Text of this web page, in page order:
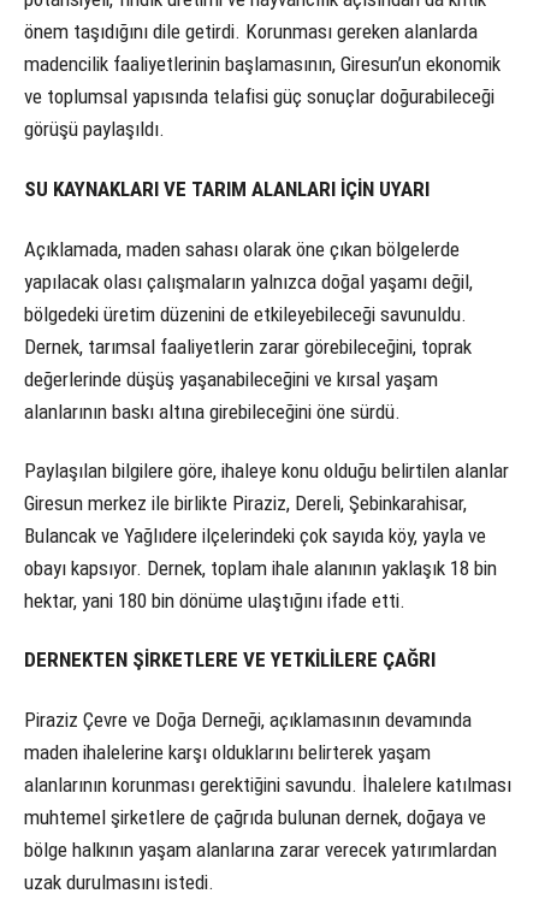
önem taşıdığını dile getirdi. Korunması gereken alanlarda
madencilik faaliyetlerinin başlamasının, Giresun’un ekonomik
ve toplumsal yapısında telafisi güç sonuçlar doğurabileceği
görüşü paylaşıldı.
SU KAYNAKLARI VE TARIM ALANLARI İÇİN UYARI
Açıklamada, maden sahası olarak öne çıkan bölgelerde
yapılacak olası çalışmaların yalnızca doğal yaşamı değil,
bölgedeki üretim düzenini de etkileyebileceği savunuldu.
Dernek, tarımsal faaliyetlerin zarar görebileceğini, toprak
değerlerinde düşüş yaşanabileceğini ve kırsal yaşam
alanlarının baskı altına girebileceğini öne sürdü.
Paylaşılan bilgilere göre, ihaleye konu olduğu belirtilen alanlar
Giresun merkez ile birlikte Piraziz, Dereli, Şebinkarahisar,
Bulancak ve Yağlıdere ilçelerindeki çok sayıda köy, yayla ve
obayı kapsıyor. Dernek, toplam ihale alanının yaklaşık 18 bin
hektar, yani 180 bin dönüme ulaştığını ifade etti.
DERNEKTEN ŞİRKETLERE VE YETKİLİLERE ÇAĞRI
Piraziz Çevre ve Doğa Derneği, açıklamasının devamında
maden ihalelerine karşı olduklarını belirterek yaşam
alanlarının korunması gerektiğini savundu. İhalelere katılması
muhtemel şirketlere de çağrıda bulunan dernek, doğaya ve
bölge halkının yaşam alanlarına zarar verecek yatırımlardan
uzak durulmasını istedi.